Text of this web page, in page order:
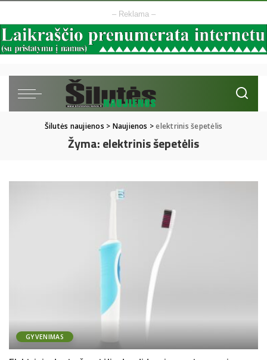
– Reklama –
Šilutės naujienos > Naujienos >elektrinis šepetėlis
Žyma:elektrinis šepetėlis
GYVENIMAS